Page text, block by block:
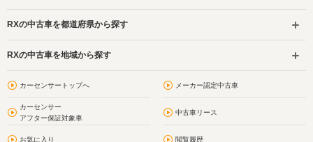
RXの中古車を都道府県から探す
RXの中古車を地域から探す
カーセンサートップへ メーカー認定中古車
カーセンサー
アフター保証対象車
中古車リース
お気に入り 閲覧履歴